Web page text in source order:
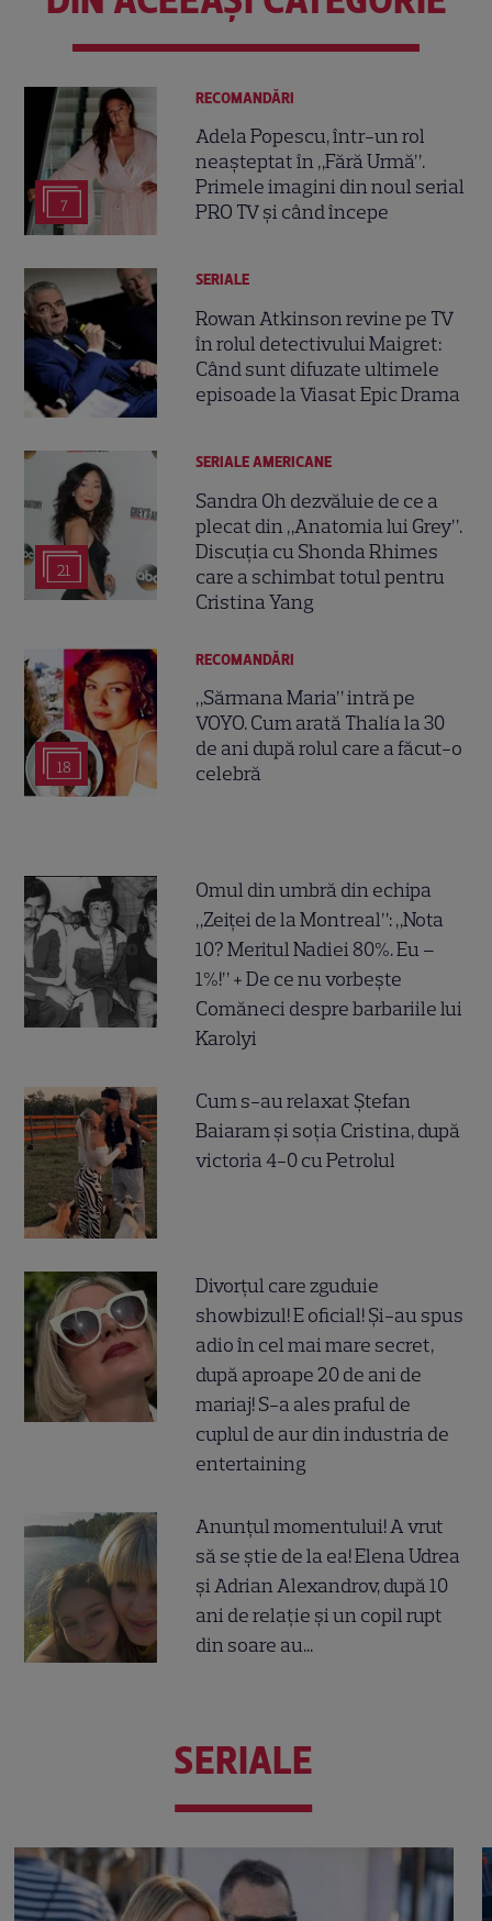
7
RECOMANDĂRI
Adela Popescu, într-un rol
neașteptat în „Fără Urmă”.
Primele imagini din noul serial
PRO TV și când începe
SERIALE
Rowan Atkinson revine pe TV
în rolul detectivului Maigret:
Când sunt difuzate ultimele
episoade la Viasat Epic Drama
21
SERIALE AMERICANE
Sandra Oh dezvăluie de ce a
plecat din „Anatomia lui Grey”.
Discuția cu Shonda Rhimes
care a schimbat totul pentru
Cristina Yang
18
RECOMANDĂRI
„Sărmana Maria” intră pe
VOYO. Cum arată Thalía la 30
de ani după rolul care a făcut-o
celebră
Omul din umbră din echipa
„Zeiței de la Montreal”: „Nota
10? Meritul Nadiei 80%. Eu –
1%!” + De ce nu vorbește
Comăneci despre barbariile lui
Karolyi
Cum s-au relaxat Ștefan
Baiaram și soția Cristina, după
victoria 4-0 cu Petrolul
Divorțul care zguduie
showbizul! E oficial! Și-au spus
adio în cel mai mare secret,
după aproape 20 de ani de
mariaj! S-a ales praful de
cuplul de aur din industria de
entertaining
Anunțul momentului! A vrut
să se știe de la ea! Elena Udrea
și Adrian Alexandrov, după 10
ani de relație și un copil rupt
din soare au...
SERIALE